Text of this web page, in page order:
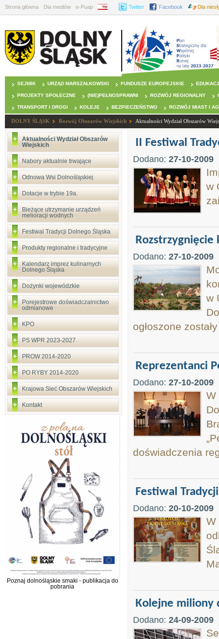
Strona główna Dla mediów e-Puap BIP Twitter Facebook Dla
SEJMIK URZĄD MARSZAŁKOWSKI FUNDUSZE EUROPEJSKIE
PROJEKTY SPOŁECZNE (NIE)PEŁNOSPRAWNI ROZWÓJ REGIONALNY
TRANSPORT I DROGI KOLEJE BEZPIECZEŃSTWO ROZWÓJ MIAST I
DOLNY ŚLĄSK Rozwój Obszarów Wiejskich Aktualności Wydział Obszarów
Aktualności Wydział Obszarów
Wiejskich
Nabory aktualnie trwające
Odnowa Wsi Dolnośląskiej
Dotacje w trybie 19a.
Bieżące utrzymanie urządzeń
melioracji wodnych
Festiwal Tradycji Dolnego Śląska
Produkty regionalne i tradycyjne
Kalendarz imprez kulinarnych
Dolnego Śląska
Dożynki wojewódzkie
Porejestrowe doświadczalnictwo
odmianowe
KPO
PS WPR 2023-2027
PROW 2014-2020
PO RYBY 2014-2020
Krajowa Sieć Obszarów Wiejskich
Kontakt
Poznaj dolnośląskie smaki - publikacja do
pobrania
II Festiwal
Dodano: 27-10-2009
w
Dodano: 27-10-2009
w
ogłoszone
Reprezentanci
Dodano: 27-10-2009
W
doświadczenia
Festiwal
Dodano: 20-10-2009
W
Kolejne miliony
Dodano: 24-09-2009